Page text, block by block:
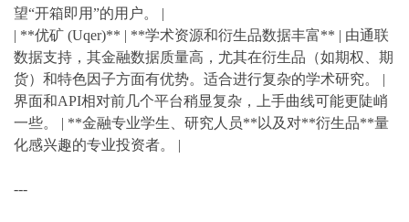
望“开箱即用”的用户。 |
| **优矿 (Uqer)** | **学术资源和衍生品数据丰富** | 由通联
数据支持，其金融数据质量高，尤其在衍生品（如期权、期
货）和特色因子方面有优势。适合进行复杂的学术研究。 |
界面和API相对前几个平台稍显复杂，上手曲线可能更陡峭
一些。 | **金融专业学生、研究人员**以及对**衍生品**量
化感兴趣的专业投资者。 |
---